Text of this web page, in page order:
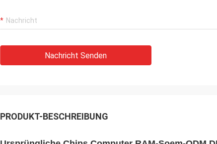
Nachricht Senden
PRODUKT-BESCHREIBUNG